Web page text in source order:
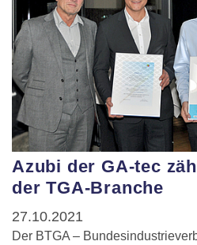
Azubi der GA-tec
der TGA-Branche
27.10.2021
Der BTGA –